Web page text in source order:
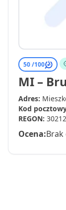
50 /100
MI –
Adres:
Kod
REGON:
Ocena:Brak